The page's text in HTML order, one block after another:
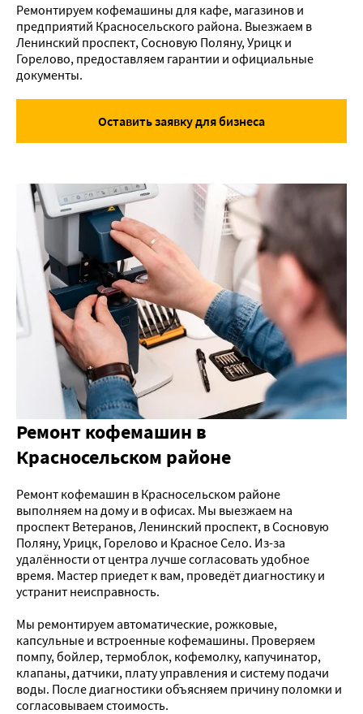
Ремонтируем кофемашины для кафе, магазинов и
предприятий Красносельского района. Выезжаем в
Ленинский проспект, Сосновую Поляну, Урицк и
Горелово, предоставляем гарантии и официальные
документы.
Оставить заявку для бизнеса
Ремонт кофемашин в
Красносельском районе
Ремонт кофемашин в Красносельском районе
выполняем на дому и в офисах. Мы выезжаем на
проспект Ветеранов, Ленинский проспект, в Сосновую
Поляну, Урицк, Горелово и Красное Село. Из-за
удалённости от центра лучше согласовать удобное
время. Мастер приедет к вам, проведёт диагностику и
устранит неисправность.
Мы ремонтируем автоматические, рожковые,
капсульные и встроенные кофемашины. Проверяем
помпу, бойлер, термоблок, кофемолку, капучинатор,
клапаны, датчики, плату управления и систему подачи
воды. После диагностики объясняем причину поломки и
согласовываем стоимость.